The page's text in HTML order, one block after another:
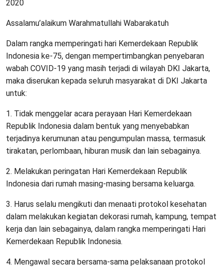
2020
Assalamu’alaikum Warahmatullahi Wabarakatuh
Dalam rangka memperingati hari Kemerdekaan Republik
Indonesia ke-75, dengan mempertimbangkan penyebaran
wabah COVID-19 yang masih terjadi di wilayah DKI Jakarta,
maka diserukan kepada seluruh masyarakat di DKI Jakarta
untuk:
1. Tidak menggelar acara perayaan Hari Kemerdekaan
Republik Indonesia dalam bentuk yang menyebabkan
terjadinya kerumunan atau pengumpulan massa, termasuk
tirakatan, perlombaan, hiburan musik dan lain sebagainya.
2. Melakukan peringatan Hari Kemerdekaan Republik
Indonesia dari rumah masing-masing bersama keluarga.
3. Harus selalu mengikuti dan menaati protokol kesehatan
dalam melakukan kegiatan dekorasi rumah, kampung, tempat
kerja dan lain sebagainya, dalam rangka memperingati Hari
Kemerdekaan Republik Indonesia.
4. Mengawal secara bersama-sama pelaksanaan protokol